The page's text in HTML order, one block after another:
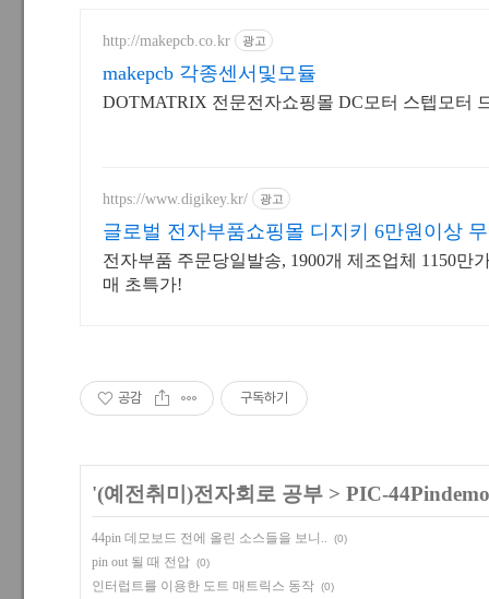
http://makepcb.co.kr 광고
makepcb 각종센서및모듈
DOTMATRIX 전문전자쇼핑몰 DC모터 스텝모터
https://www.digikey.kr/ 광고
글로벌 전자부품쇼핑몰 디지키 6만원이상
송
전자부품 주문당일발송, 1900개 제조업체 1150만
매 초특가!
공감 구독하기
'(예전취미)전자회로 공부 > PIC-
44pin 데모보드 전에 올린 소스들을 보니.. (0)
pin out 될 때 전압 (0)
인터럽트를 이용한 도트 매트릭스 동작 (0)